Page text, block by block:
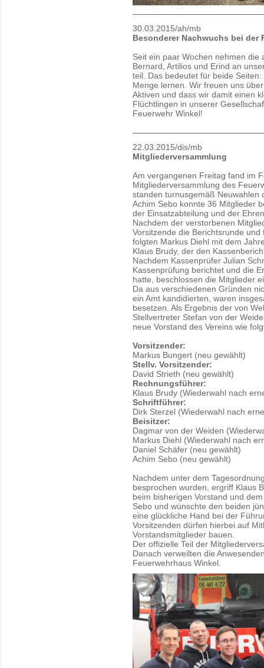
30.03.2015/ah/mb
Besonderer Nachwuchs bei der
Seit ein paar Wochen nehmen die
Bernard, Artilios und Erind an
teil. Das bedeutet für beide
Menge lernen. Wir freuen uns
Aktiven und dass wir damit einen
Flüchtlingen in unserer
Feuerwehr Winkel!
22.03.2015/dis/mb
Mitgliederversammlung
Am vergangenen Freitag fand im
Mitgliederversammlung des
standen turnusgemäß Neuwahlen
Achim Sebo konnte 36 Mitglieder
der Einsatzabteilung und der
Nachdem der verstorbenen
Vorsitzende die Berichtsrunde
folgten Markus Diehl mit dem
Klaus Brudy, der den
Nachdem Kassenprüfer Julian
Kassenprüfung berichtet und die
hatte, beschlossen die Mitglieder
Da aus verschiedenen Gründen
ein Amt kandidierten, waren
besetzen. Als Ergebnis der von
Stellvertreter Stefan von der
neue Vorstand des Vereins wie
Vorsitzender:
Markus Bungert (neu gewählt)
Stellv. Vorsitzender:
David Strieth (neu gewählt)
Rechnungsführer:
Klaus Brudy (Wiederwahl nach
Schriftführer:
Dirk Sterzel (Wiederwahl nach
Beisitzer:
Dagmar von der Weiden
Markus Diehl (Wiederwahl nach
Daniel Schäfer (neu gewählt)
Achim Sebo (neu gewählt)
Nachdem unter dem
besprochen wurden, ergriff Klaus
beim bisherigen Vorstand und
Sebo und wünschte den beiden
eine glückliche Hand bei der
Vorsitzenden dürfen hierbei auf
Vorstandsmitglieder bauen.
Der offizielle Teil der
Danach verweilten die
Feuerwehrhaus Winkel.